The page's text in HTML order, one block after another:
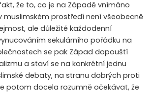
že to, co je na Západě vnímáno
muslimském prostředí není všeobecně
ale důležité každodenní
sekulárního pořádku na
se pak Západ dopouští
a staví se na konkrétní jednu
debaty, na stranu dobrých proti
potom docela rozumně očekávat, že